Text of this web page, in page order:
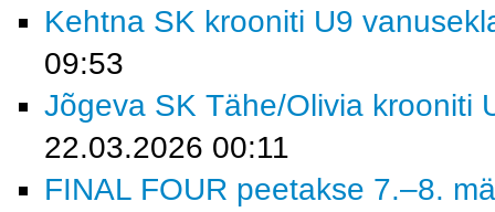
Kehtna SK krooniti U9
09:53
Jõgeva SK Tähe/Olivia krooniti
22.03.2026 00:11
FINAL FOUR peetakse 7.–8.